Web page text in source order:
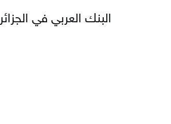
البنك العربي في الجزائر